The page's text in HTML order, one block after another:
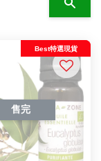
售完
Best特選現貨